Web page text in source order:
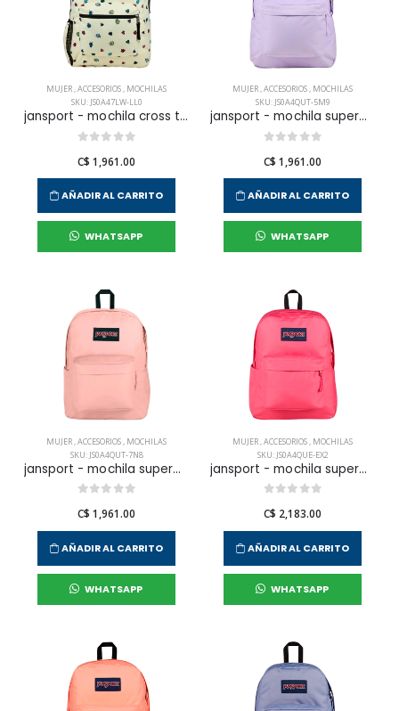
MUJER,ACCESORIOS, MOCHILAS
SKU: JS0A47LW-LL0
jansport - mochila cross town a bugs vibe para mujer
C$ 1,961.00
AÑADIR AL CARRITO
WHATSAPP
MUJER,ACCESORIOS, MOCHILAS
SKU: JS0A4QUT-5M9
jansport - mochila superbreak pastel lilac para mujer
C$ 1,961.00
AÑADIR AL CARRITO
WHATSAPP
MUJER,ACCESORIOS, MOCHILAS
SKU: JS0A4QUT-7N8
jansport - mochila superbreak misty rose para mujer
C$ 1,961.00
AÑADIR AL CARRITO
WHATSAPP
MUJER,ACCESORIOS, MOCHILAS
SKU: JS0A4QUE-EX2
jansport - mochila superbreak plus posh pink para mujer
C$ 2,183.00
AÑADIR AL CARRITO
WHATSAPP